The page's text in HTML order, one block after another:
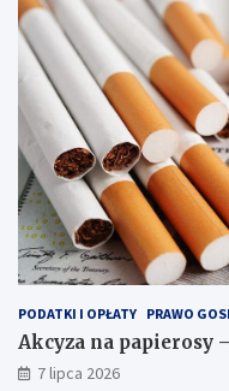
PODATKI I OPŁATY PRAWO
Akcyza na papierosy
7 lipca 2026